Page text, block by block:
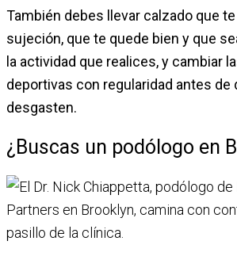
También debes llevar calzado que
sujeción, que te quede bien y que
la actividad que realices, y cambiar
deportivas con regularidad antes de
desgasten.
¿Buscas un podólogo en